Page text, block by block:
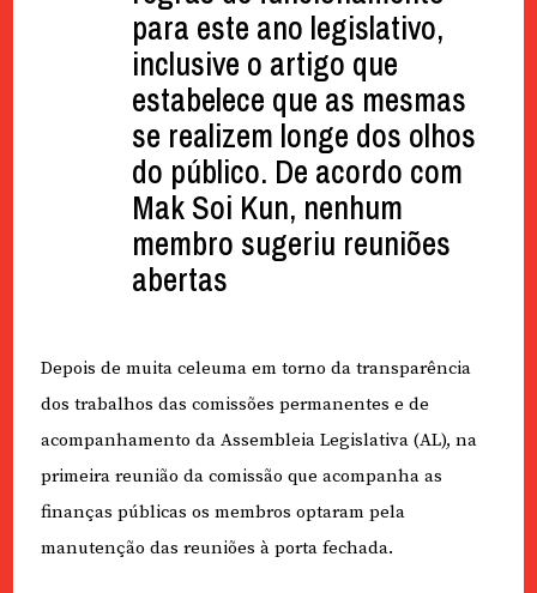
para este ano legislativo,
inclusive o artigo que
estabelece que as mesmas
se realizem longe dos olhos
do público. De acordo com
Mak Soi Kun, nenhum
membro sugeriu reuniões
abertas
Depois de muita celeuma em torno da transparência
dos trabalhos das comissões permanentes e de
acompanhamento da Assembleia Legislativa (AL), na
primeira reunião da comissão que acompanha as
finanças públicas os membros optaram pela
manutenção das reuniões à porta fechada.